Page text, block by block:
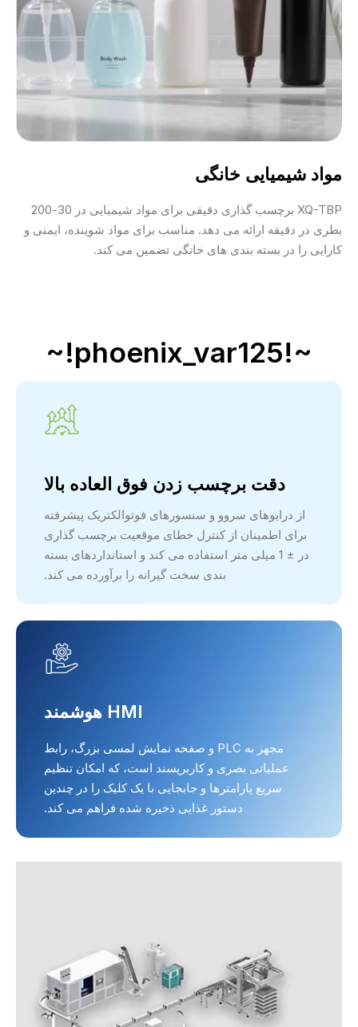
مواد شیمیایی خانگی
XQ-TBP برچسب گذاری دقیقی برای مواد شیمیایی در 30-200
بطری در دقیقه ارائه می دهد. مناسب برای مواد شوینده، ایمنی و
کارایی را در بسته بندی های خانگی تضمین می کند.
~!phoenix_var125!~
دقت برچسب زدن فوق العاده بالا
از درایوهای سروو و سنسورهای فوتوالکتریک پیشرفته
برای اطمینان از کنترل خطای موقعیت برچسب گذاری
در ± 1 میلی متر استفاده می کند و استانداردهای بسته
بندی سخت گیرانه را برآورده می کند.
HMI هوشمند
مجهز به PLC و صفحه نمایش لمسی بزرگ، رابط
عملیاتی بصری و کاربرپسند است، که امکان تنظیم
سریع پارامترها و جابجایی با یک کلیک را در چندین
دستور غذایی ذخیره شده فراهم می کند.